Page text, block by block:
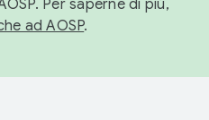
Per saperne di più,
ad AOSP.